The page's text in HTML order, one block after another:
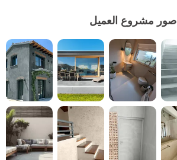
صور مشروع العميل